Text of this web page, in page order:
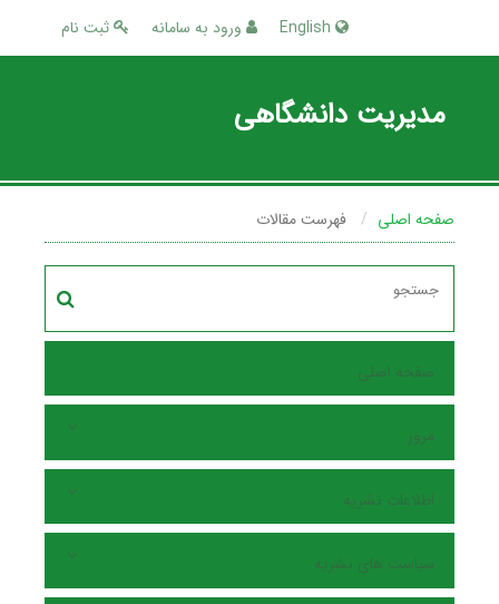
ثبت نام ورود به سامانه
مدیریت دانشگاهی
صفحه اصلی فهرست مقالات
صفحه اصلی
مرور
اطلاعات نشریه
سیاست های نشریه